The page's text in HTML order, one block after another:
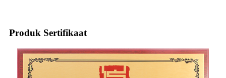
Produk Sertifikaat